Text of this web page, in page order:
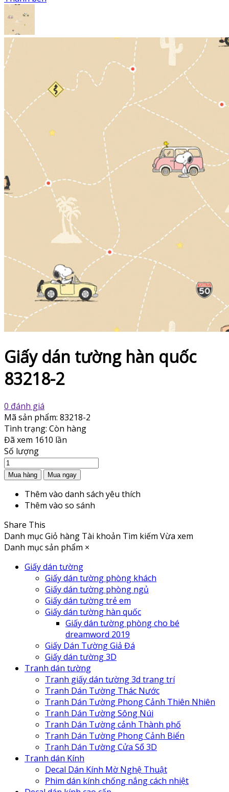
Giấy dán tường hàn quốc
83218-2
0 đánh giá
Mã sản phẩm: 83218-2
Tình trạng: Còn hàng
Đã xem 1610 lần
Số lượng
Thêm vào danh sách yêu thích
Thêm vào so sánh
Share This
Danh mụcGiỏ hàng Tài khoản Tìm kiếm Vừa xem
Danh mục sản phẩm ×
Giấy dán tường
Giấy dán tường phòng khách
Giấy dán tường phòng ngủ
Giấy dán tường trẻ em
Giấy dán tường hàn quốc
Giấy dán tường phòng cho bé
dreamword 2019
Giấy Dán Tường Giả Đá
Giấy dán tường 3D
Tranh dán tường
Tranh giấy dán tường 3d trang trí
Tranh Dán Tường Thác Nước
Tranh Dán Tường Phong Cảnh Thiên Nhiên
Tranh Dán Tường Sông Núi
Tranh Dán Tường cảnh Thành phố
Tranh Dán Tường Phong Cảnh Biển
Tranh Dán Tường Cửa Sổ 3D
Tranh dán Kính
Decal Dán Kính Mờ Nghệ Thuật
Phim dán kính chống nắng cách nhiệt